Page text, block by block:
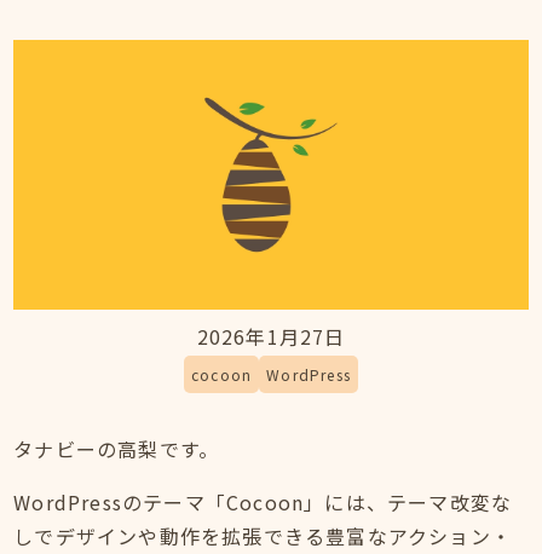
2026年1月27日
cocoon WordPress
タナビーの高梨です。
WordPressのテーマ「Cocoon」には、テーマ改変な
しでデザインや動作を拡張できる豊富なアクション・